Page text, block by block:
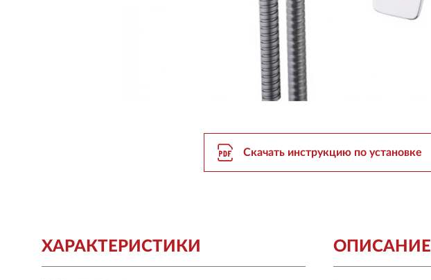
Скачать инструкцию по установке
ХАРАКТЕРИСТИКИ ОПИСАНИЕ